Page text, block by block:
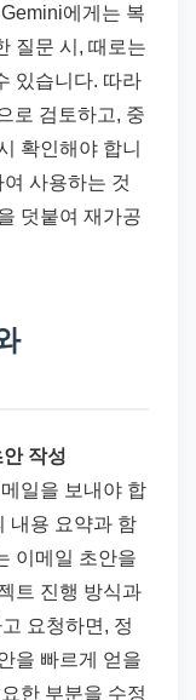
에게는 복
질문 시, 때로는
있습니다. 따라
로 검토하고, 중
확인해야 합니
사용하는 것
덧붙여 재가공
작성
일을 보내야 합
내용 요약과 함
이메일 초안을
트 진행 방식과
요청하면, 정
을 빠르게 얻을
한 부분을 수정